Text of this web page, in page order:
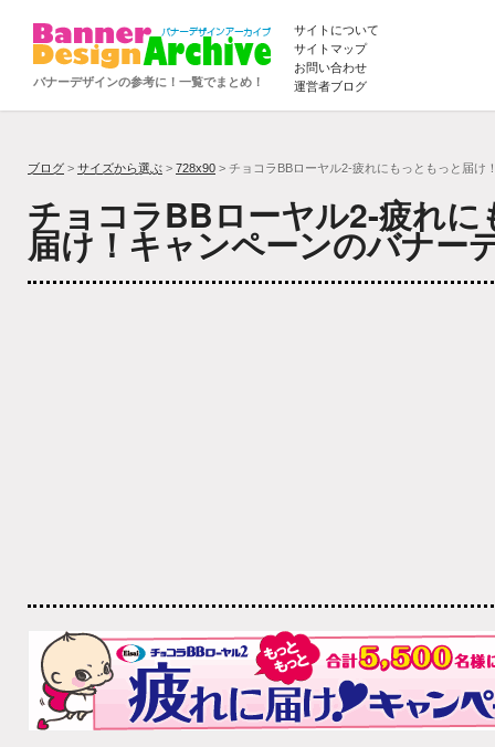
バナーデザインの参考に！一覧でまとめ！
サイトについて
サイトマップ
お問い合わせ
運営者ブログ
ブログ > サイズから選ぶ > 728x90 > チョコラBBローヤル2-疲れにもっともっと届け
チョコラBBローヤル2-疲れに
届け！キャンペーンのバナー